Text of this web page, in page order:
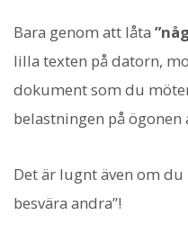
Bara genom att låta
lilla texten på datorn,
dokument som du
belastningen på ögonen
Det är lugnt även om
besvära andra”!